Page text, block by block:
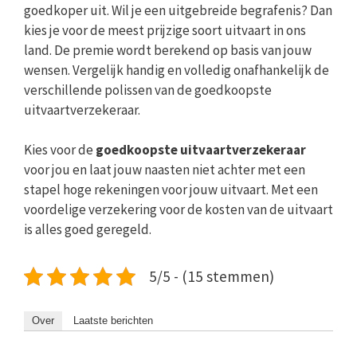
goedkoper uit. Wil je een uitgebreide begrafenis? Dan
kies je voor de meest prijzige soort uitvaart in ons
land. De premie wordt berekend op basis van jouw
wensen. Vergelijk handig en volledig onafhankelijk de
verschillende polissen van de goedkoopste
uitvaartverzekeraar.
Kies voor de goedkoopste uitvaartverzekeraar
voor jou en laat jouw naasten niet achter met een
stapel hoge rekeningen voor jouw uitvaart. Met een
voordelige verzekering voor de kosten van de uitvaart
is alles goed geregeld.
5/5 - (15 stemmen)
Over Laatste berichten